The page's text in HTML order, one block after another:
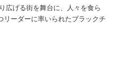
広げる街を舞台に、人々を食ら
リーダーに率いられたブラックチ